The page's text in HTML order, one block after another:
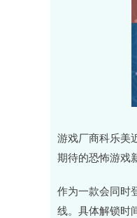
游戏厂商科乐美
期待的恐怖游戏
作为一款会同时
线。具体解锁时